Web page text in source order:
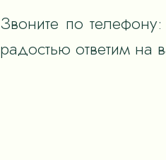
Звоните по телефону:
радостью ответим на